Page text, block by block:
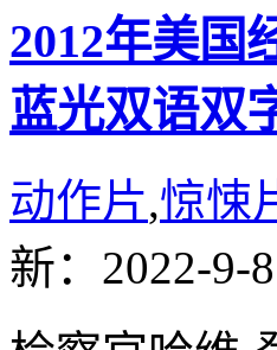
2012年美国
蓝光双语双
动作片,惊悚
新：2022-9-8